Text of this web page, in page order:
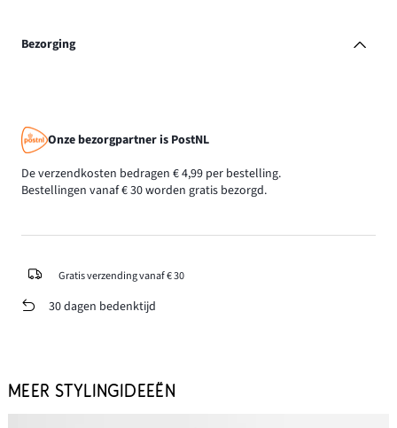
Bezorging
Onze bezorgpartner is PostNL
De verzendkosten bedragen € 4,99 per bestelling.
Bestellingen vanaf € 30 worden gratis bezorgd.
Gratis verzending vanaf € 30
30 dagen bedenktijd
MEER STYLINGIDEEËN